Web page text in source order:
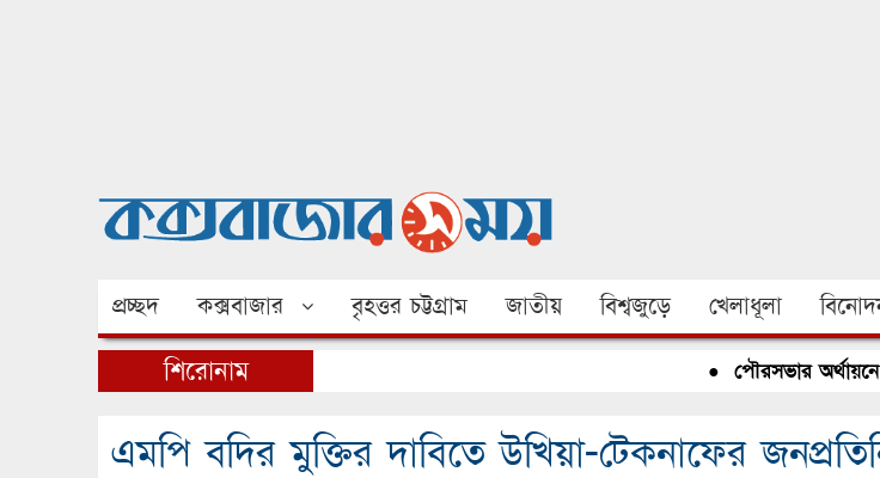
প্রচ্ছদ কক্সবাজার বৃহত্তর চট্টগ্রাম জাতীয় বিশ্বজুড়ে খেলাধূলা
শিরোনাম পৌরসভার অর্থায়নে
এমপি বদির মুক্তির দাবিতে উখিয়া-টেকনাফের